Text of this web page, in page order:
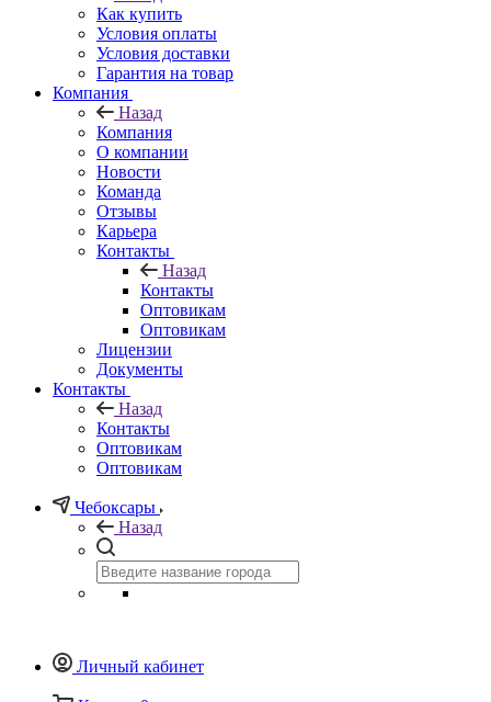
Как купить
Условия оплаты
Условия доставки
Гарантия на товар
Компания
Назад
Компания
О компании
Новости
Команда
Отзывы
Карьера
Контакты
Назад
Контакты
Оптовикам
Оптовикам
Лицензии
Документы
Контакты
Назад
Контакты
Оптовикам
Оптовикам
Чебоксары
Назад
Личный кабинет